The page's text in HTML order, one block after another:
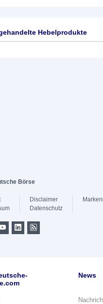
Hebelprodukte
Börse
Disclaimer
Datenschutz
News